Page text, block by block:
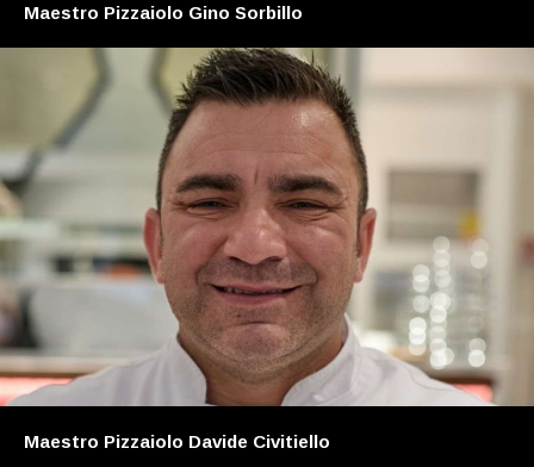
Maestro Pizzaiolo Gino Sorbillo
Maestro Pizzaiolo Davide Civitiello